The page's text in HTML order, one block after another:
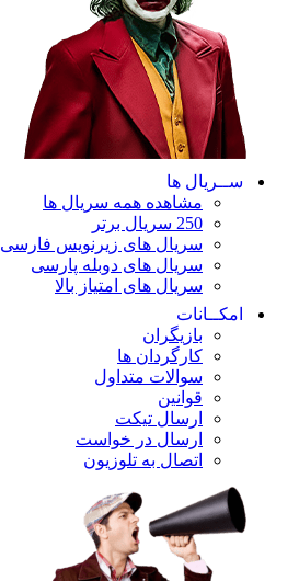
ســریال ها
مشاهده همه سریال ها
250 سریال برتر
سریال های زیرنویس فارسی
سریال های دوبله پارسی
سریال های امتیاز بالا
امکــانات
بازیگران
کارگردان ها
سوالات متداول
قوانین
ارسال تیکت
ارسال در خواست
اتصال به تلوزیون